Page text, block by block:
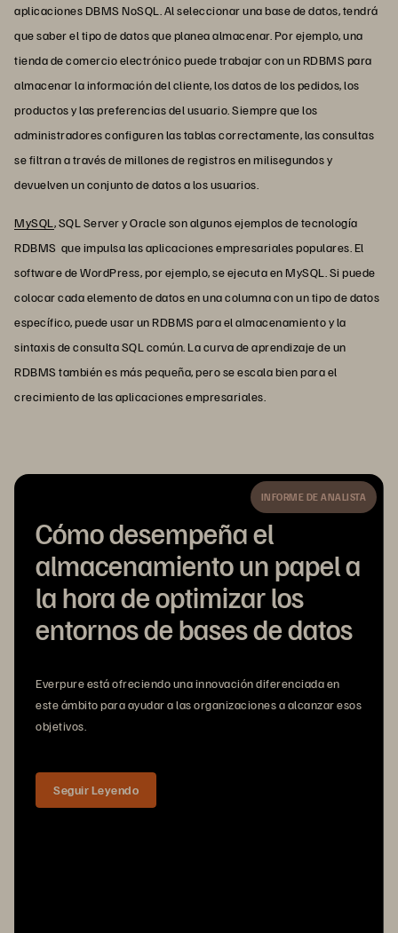
aplicaciones DBMS NoSQL. Al seleccionar una base de datos, tendrá
que saber el tipo de datos que planea almacenar. Por ejemplo, una
tienda de comercio electrónico puede trabajar con un RDBMS para
almacenar la información del cliente, los datos de los pedidos, los
productos y las preferencias del usuario. Siempre que los
administradores configuren las tablas correctamente, las consultas
se filtran a través de millones de registros en milisegundos y
devuelven un conjunto de datos a los usuarios.
MySQL, SQL Server y Oracle son algunos ejemplos de tecnología
RDBMS que impulsa las aplicaciones empresariales populares. El
software de WordPress, por ejemplo, se ejecuta en MySQL. Si puede
colocar cada elemento de datos en una columna con un tipo de datos
específico, puede usar un RDBMS para el almacenamiento y la
sintaxis de consulta SQL común. La curva de aprendizaje de un
RDBMS también es más pequeña, pero se escala bien para el
crecimiento de las aplicaciones empresariales.
INFORME DE ANALISTA
Cómo desempeña el
almacenamiento un papel a
la hora de optimizar los
entornos de bases de datos
Everpure está ofreciendo una innovación diferenciada en
este ámbito para ayudar a las organizaciones a alcanzar esos
objetivos.
Seguir Leyendo